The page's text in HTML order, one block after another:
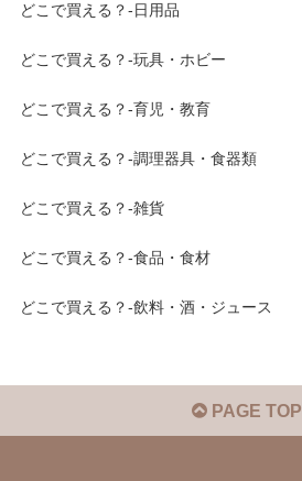
どこで買える？-日用品
どこで買える？-玩具・ホビー
どこで買える？-育児・教育
どこで買える？-調理器具・食器類
どこで買える？-雑貨
どこで買える？-食品・食材
どこで買える？-飲料・酒・ジュース
PAGE TOP